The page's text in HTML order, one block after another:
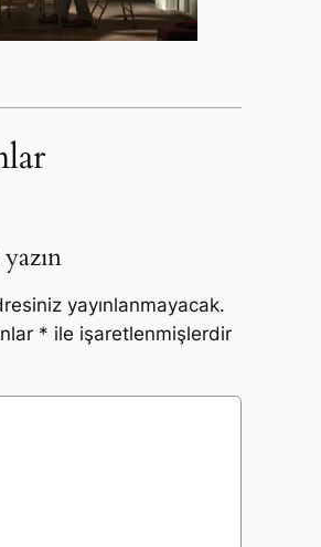
yayınlanmayacak.
* ile işaretlenmişlerdir